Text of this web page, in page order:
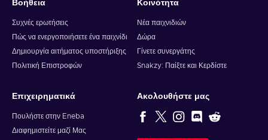
Βοήθεια
Συχνές ερωτήσεις
Πώς να ενεργοποιήσετε ένα παιχνίδι
Δημιουργία αιτήματος υποστήριξης
Πολιτική Επιστροφών
Κοινότητα
Νέα παιχνιδιών
Δώρα
Γίνετε συνεργάτης
Snakzy: Παίξτε και Κερδίστε
Επιχειρηματικά
Πουλήστε στην Eneba
Διαφημιστείτε μαζί Μας
Ακολουθήστε μας